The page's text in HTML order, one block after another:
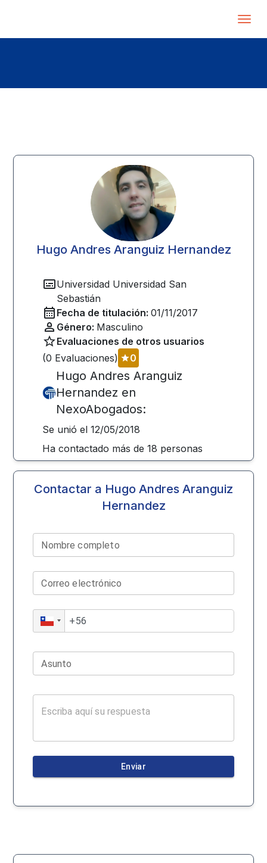
Hugo Andres Aranguiz Hernandez
Universidad Universidad San
Sebastián
Fecha de titulación: 01/11/2017
Género: Masculino
Evaluaciones de otros usuarios
(0 Evaluaciones) 0
Hugo Andres Aranguiz
Hernandez en
NexoAbogados:
Se unió el 12/05/2018
Ha contactado más de18 personas
Contactar a Hugo Andres Aranguiz
Hernandez
Nombre completo
Correo electrónico
Asunto
Enviar